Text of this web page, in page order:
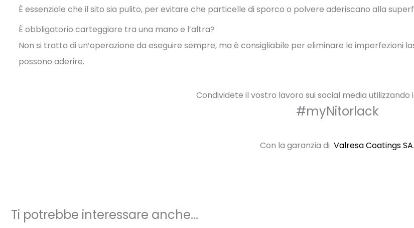
È essenziale che il sito sia pulito, per evitare che particelle di sporco o polvere aderiscano alla
È obbligatorio carteggiare tra una mano e l’altra?
Non si tratta di un’operazione da eseguire sempre, ma è consigliabile per eliminare le imperfezioni
possono aderire.
Condividete il vostro lavoro sui social media
#myNitorlack
Con la garanzia di Valresa Coatings SA.
Ti potrebbe interessare anche...